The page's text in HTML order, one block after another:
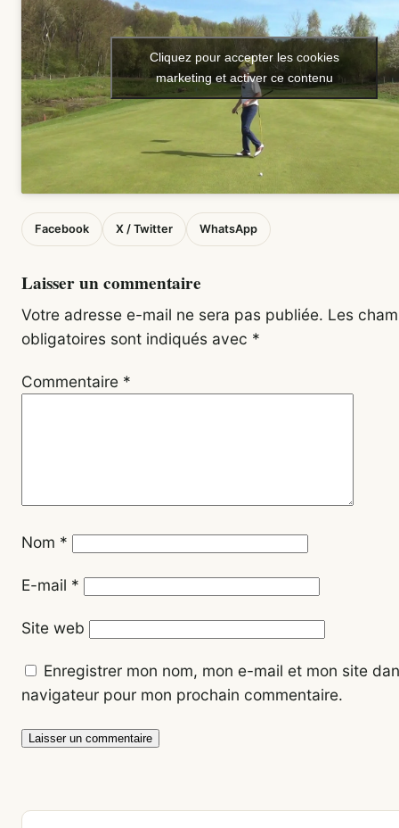
Cliquez pour accepter les cookies
marketing et activer ce contenu
Facebook X / Twitter WhatsApp
Laisser un commentaire
Votre adresse e-mail ne sera pas publiée. Les
obligatoires sont indiqués avec *
Commentaire *
Nom *
E-mail *
Site web
Enregistrer mon nom, mon e-mail et mon site
navigateur pour mon prochain commentaire.